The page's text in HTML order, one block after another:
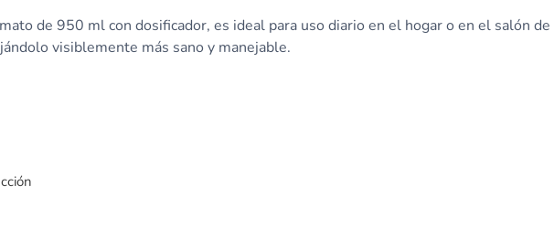
de 950 ml con dosificador, es ideal para uso diario en el hogar o en el salón
visiblemente más sano y manejable.